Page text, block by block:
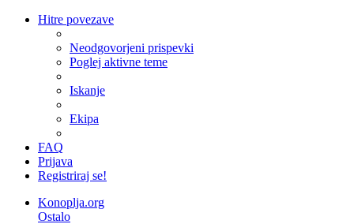
Hitre povezave
Neodgovorjeni prispevki
Poglej aktivne teme
Iskanje
Ekipa
FAQ
Prijava
Registriraj se!
Konoplja.org
Ostalo